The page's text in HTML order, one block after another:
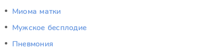
Миома матки
Мужское бесплодие
Пневмония